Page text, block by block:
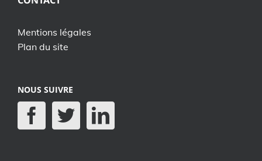
Mentions légales
Plan du site
NOUS SUIVRE